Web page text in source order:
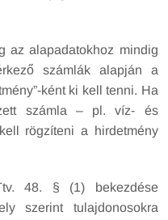
az alapadatokhoz mindig
számlák alapján a
ként ki kell tenni. Ha
számla – pl. víz- és
rögzíteni a hirdetmény
48. § (1) bekezdése
szerint tulajdonosokra